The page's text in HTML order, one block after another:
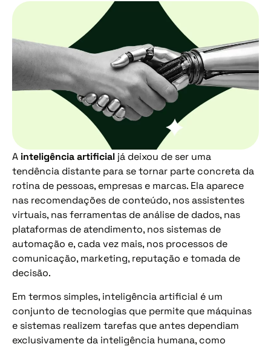
A inteligência artificial já deixou de ser uma
tendência distante para se tornar parte concreta da
rotina de pessoas, empresas e marcas. Ela aparece
nas recomendações de conteúdo, nos assistentes
virtuais, nas ferramentas de análise de dados, nas
plataformas de atendimento, nos sistemas de
automação e, cada vez mais, nos processos de
comunicação, marketing, reputação e tomada de
decisão.
Em termos simples, inteligência artificial é um
conjunto de tecnologias que permite que máquinas
e sistemas realizem tarefas que antes dependiam
exclusivamente da inteligência humana, como